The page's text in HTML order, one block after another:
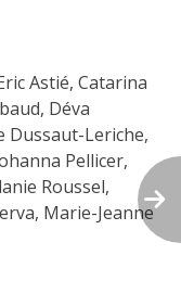
Astié, Catarina
Déva
Dussaut-Leriche,
Pellicer,
Roussel,
Marie-Jeanne